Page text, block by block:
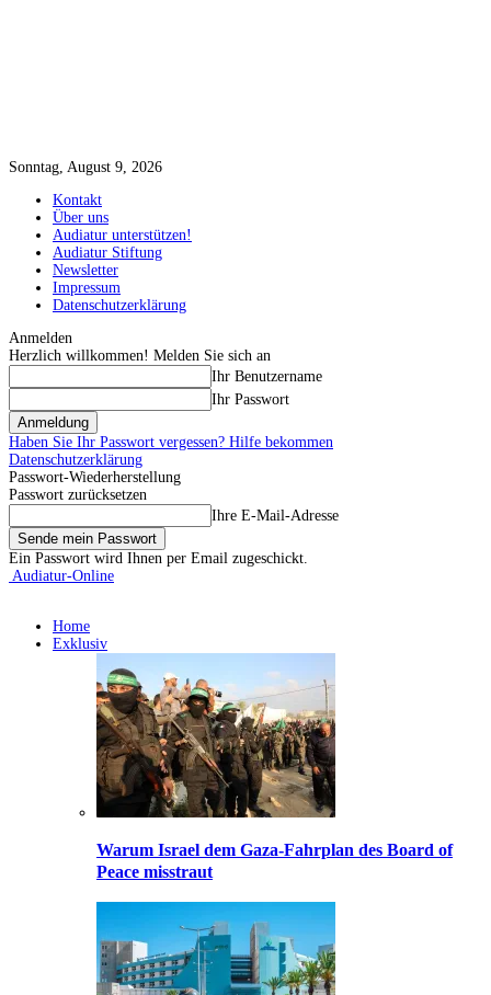
Sonntag, August 9, 2026
Kontakt
Über uns
Audiatur unterstützen!
Audiatur Stiftung
Newsletter
Impressum
Datenschutzerklärung
Anmelden
Herzlich willkommen! Melden Sie sich an
Ihr Benutzername
Ihr Passwort
Haben Sie Ihr Passwort vergessen? Hilfe bekommen
Datenschutzerklärung
Passwort-Wiederherstellung
Passwort zurücksetzen
Ihre E-Mail-Adresse
Ein Passwort wird Ihnen per Email zugeschickt.
Audiatur-Online
Home
Exklusiv
Warum Israel dem Gaza-Fahrplan des Board of
Peace misstraut